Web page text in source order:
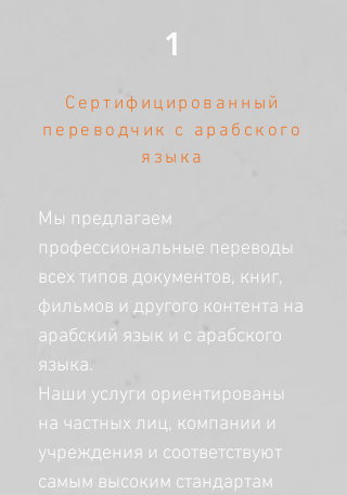
1
Сертифицированный
переводчик с арабского
языка
Мы предлагаем
профессиональные переводы
всех типов документов, книг,
фильмов и другого контента на
арабский язык и с арабского
языка.
Наши услуги ориентированы
на частных лиц, компании и
учреждения и соответствуют
самым высоким стандартам